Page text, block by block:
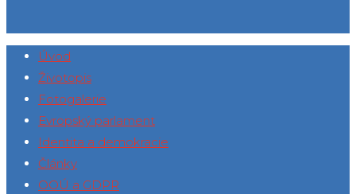
Úvod
Životopis
Fotogalerie
Evropský parlament
Identita a demokracie
Články
OOÚ a GDPR